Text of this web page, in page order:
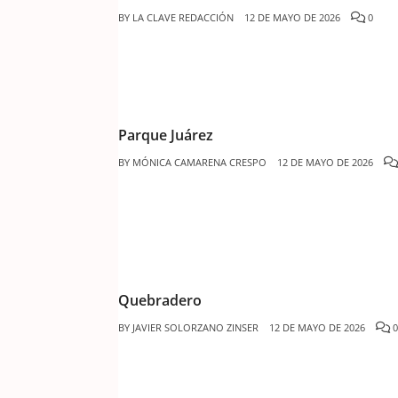
BY LA CLAVE REDACCIÓN 12 DE MAYO DE 2026 0
Parque Juárez
BY MÓNICA CAMARENA CRESPO 12 DE MAYO DE 2026
Quebradero
BY JAVIER SOLORZANO ZINSER 12 DE MAYO DE 2026 0